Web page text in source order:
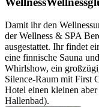
Damit ihr den
der Wellness & SPA
ausgestattet. Ihr findet
eine finnische Sauna
Whirlshow, ein
Silence-Raum mit First
Hotel einen kleinen
Hallenbad).